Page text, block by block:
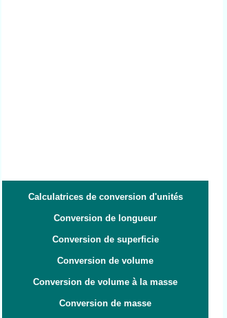
Calculatrices de conversion d'unités
Conversion de longueur
Conversion de superficie
Conversion de volume
Conversion de volume à la masse
Conversion de masse